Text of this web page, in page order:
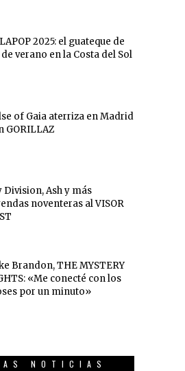
2025: el guateque de
verano en la Costa del Sol
of Gaia aterriza en Madrid
GORILLAZ
Division, Ash y más
noventeras al VISOR
Brandon, THE MYSTERY
«Me conecté con los
por un minuto»
NOTICIAS